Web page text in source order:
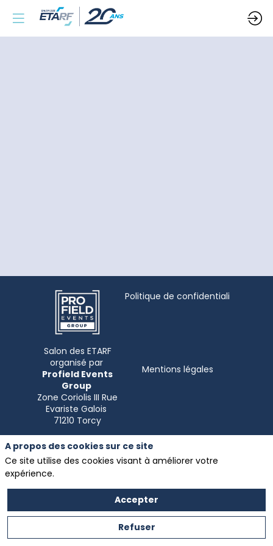
Salon des ETARF
organisé par
Profield Events
Group
Zone Coriolis III Rue
Evariste Galois
Politique de confidentialité
Mentions légales
A propos des cookies sur ce site
Ce site utilise des cookies visant à améliorer votre
expérience.
Accepter
Refuser